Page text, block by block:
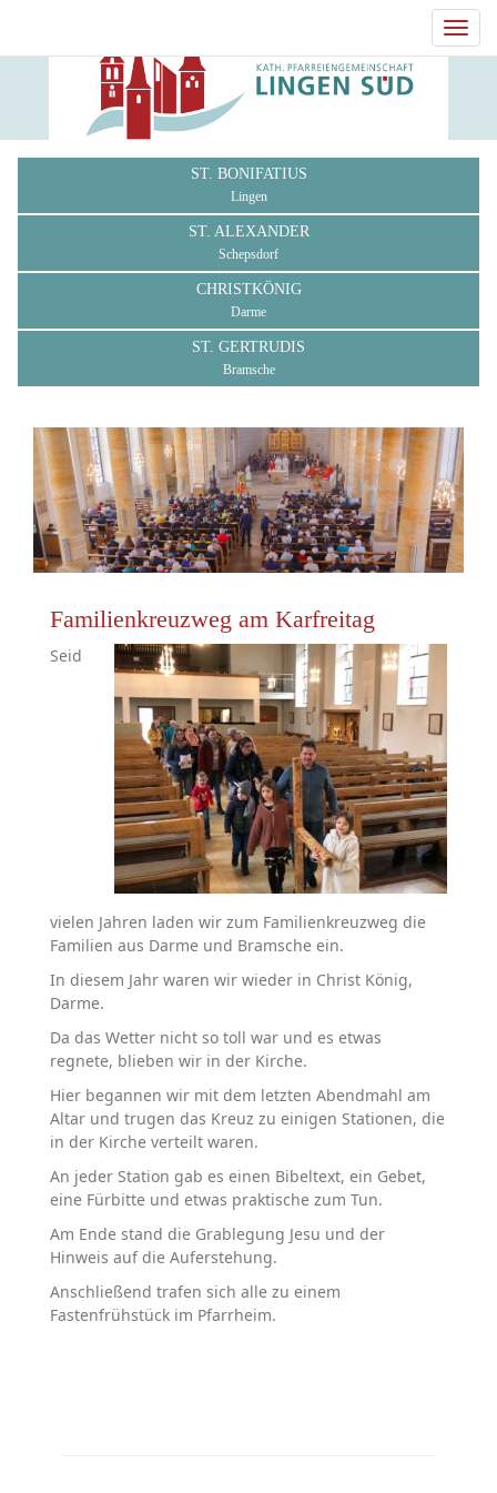
ST. BONIFATIUS
Lingen
ST. ALEXANDER
Schepsdorf
CHRISTKÖNIG
Darme
ST. GERTRUDIS
Bramsche
Familienkreuzweg am Karfreitag
Seid
vielen Jahren laden wir zum Familienkreuzweg die
Familien aus Darme und Bramsche ein.
In diesem Jahr waren wir wieder in Christ König,
Darme.
Da das Wetter nicht so toll war und es etwas
regnete, blieben wir in der Kirche.
Hier begannen wir mit dem letzten Abendmahl am
Altar und trugen das Kreuz zu einigen Stationen, die
in der Kirche verteilt waren.
An jeder Station gab es einen Bibeltext, ein Gebet,
eine Fürbitte und etwas praktische zum Tun.
Am Ende stand die Grablegung Jesu und der
Hinweis auf die Auferstehung.
Anschließend trafen sich alle zu einem
Fastenfrühstück im Pfarrheim.